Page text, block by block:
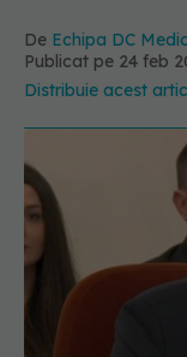
De Echipa DC
Publicat pe 24 feb
Distribuie acest